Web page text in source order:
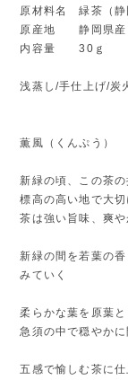
原材料名 緑茶（静
原産地 静岡県産
内容量 30ｇ
浅蒸し/手仕上げ/炭
薫風（くんぷう）
新緑の頃、この茶
標高の高い地で大
茶は強い旨味、爽
新緑の間を若葉の
みていく
柔らかな葉を原葉
急須の中で穏やか
五感で愉しむ茶に